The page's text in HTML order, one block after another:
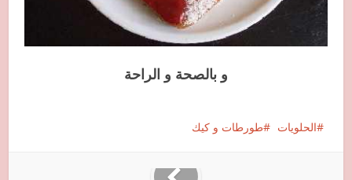
و بالصحة و الراحة
الحلويات طورطات و كيك